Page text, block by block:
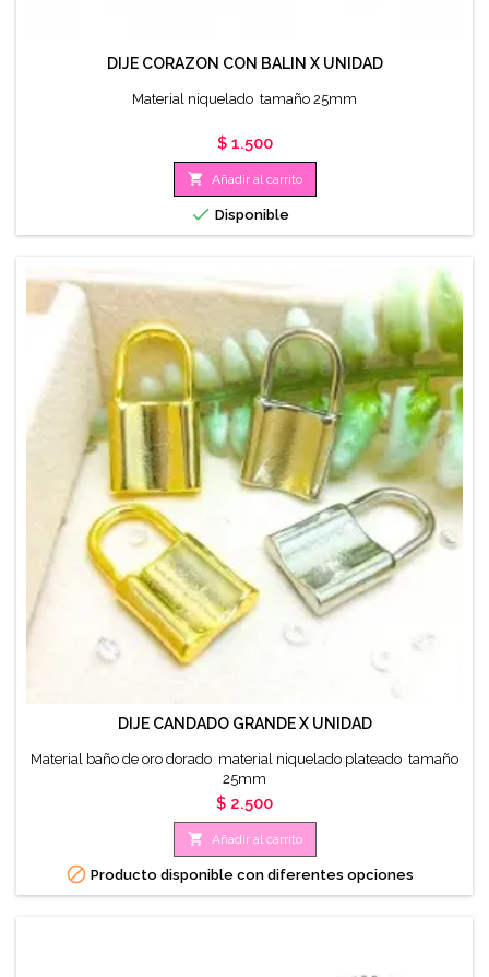
DIJE CORAZON CON BALIN X UNIDAD
Material niquelado tamaño 25mm
Precio
$ 1.500
 Añadir al carrito
 Disponible
DIJE CANDADO GRANDE X UNIDAD
Material baño de oro dorado material niquelado plateado tamaño
25mm
Precio
$ 2.500
 Añadir al carrito
 Producto disponible con diferentes opciones